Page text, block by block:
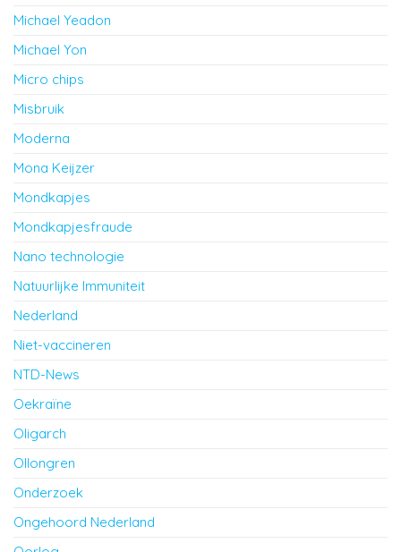
Michael Yeadon
Michael Yon
Micro chips
Misbruik
Moderna
Mona Keijzer
Mondkapjes
Mondkapjesfraude
Nano technologie
Natuurlijke Immuniteit
Nederland
Niet-vaccineren
NTD-News
Oekraïne
Oligarch
Ollongren
Onderzoek
Ongehoord Nederland